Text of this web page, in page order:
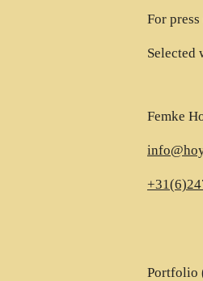
For
Selected
Femke
Portfolio